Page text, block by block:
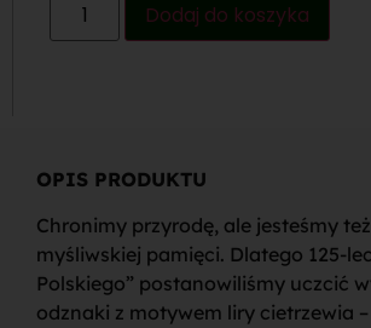
Dodaj do koszyka
OPIS PRODUKTU
Chronimy przyrodę, ale jesteśmy
myśliwskiej pamięci. Dlatego 125-
Polskiego” postanowiliśmy uczcić
odznaki z motywem liry cietrzewia